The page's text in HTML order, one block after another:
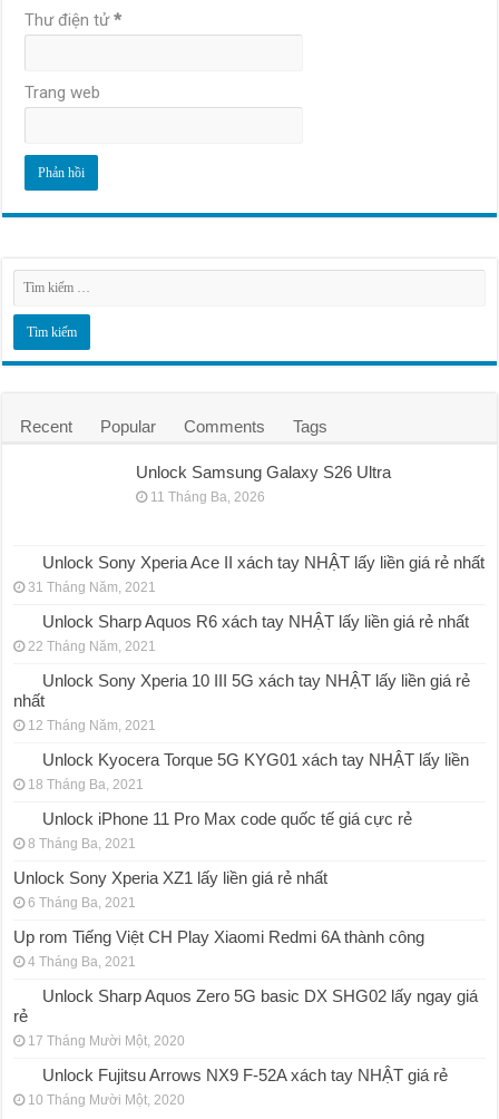
Thư điện tử*
Trang web
Recent Popular Comments Tags
Unlock Samsung Galaxy S26 Ultra
11 Tháng Ba, 2026
Unlock Sony Xperia Ace II xách tay NHẬT lấy liền giá rẻ nhất
31 Tháng Năm, 2021
Unlock Sharp Aquos R6 xách tay NHẬT lấy liền giá rẻ nhất
22 Tháng Năm, 2021
Unlock Sony Xperia 10 III 5G xách tay NHẬT lấy liền giá rẻ
nhất
12 Tháng Năm, 2021
Unlock Kyocera Torque 5G KYG01 xách tay NHẬT lấy liền
18 Tháng Ba, 2021
Unlock iPhone 11 Pro Max code quốc tế giá cực rẻ
8 Tháng Ba, 2021
Unlock Sony Xperia XZ1 lấy liền giá rẻ nhất
6 Tháng Ba, 2021
Up rom Tiếng Việt CH Play Xiaomi Redmi 6A thành công
4 Tháng Ba, 2021
Unlock Sharp Aquos Zero 5G basic DX SHG02 lấy ngay giá
rẻ
17 Tháng Mười Một, 2020
Unlock Fujitsu Arrows NX9 F-52A xách tay NHẬT giá rẻ
10 Tháng Mười Một, 2020